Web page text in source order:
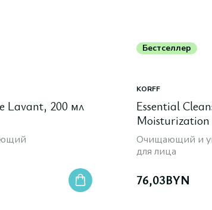
Lavant, 200 мл
Бестселлер
KORFF
Essential
Cleansing
Очищающий и
для лица
76,03BYN